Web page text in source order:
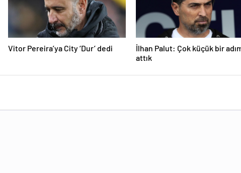
Vitor Pereira’ya City ‘Dur’ dedi
İlhan Palut: Çok küçük bir
attık